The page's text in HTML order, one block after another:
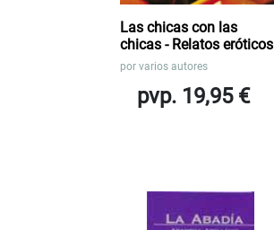
Las chicas con las
chicas - Relatos eróticos
por varios autores
pvp. 19,95 €